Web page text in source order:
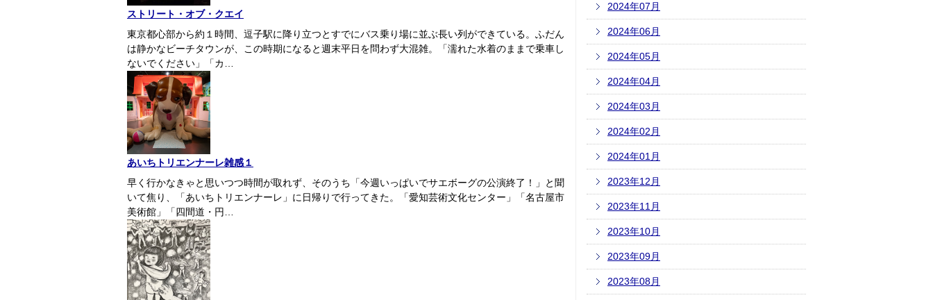
ストリート・オブ・クエイ
東京都心部から約１時間、逗子駅に降り立つとすでにバス乗り場に並ぶ長い列ができている。ふだん
は静かなビーチタウンが、この時期になると週末平日を問わず大混雑。「濡れた水着のままで乗車し
ないでください」「カ…
あいちトリエンナーレ雑感１
早く行かなきゃと思いつつ時間が取れず、そのうち「今週いっぱいでサエボーグの公演終了！」と聞
いて焦り、「あいちトリエンナーレ」に日帰りで行ってきた。「愛知芸術文化センター」「名古屋市
美術館」「四間道・円…
2024年07月
2024年06月
2024年05月
2024年04月
2024年03月
2024年02月
2024年01月
2023年12月
2023年11月
2023年10月
2023年09月
2023年08月